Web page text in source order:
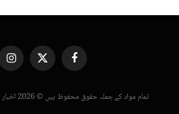
Facebook
X
(Twitter)
تمام مواد کے جملہ حقوق محفوظ ہیں © 2026 اخبار خیبر (خیبر نیٹ ورک)